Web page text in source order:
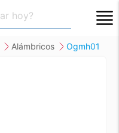
alámbricos ogmh01